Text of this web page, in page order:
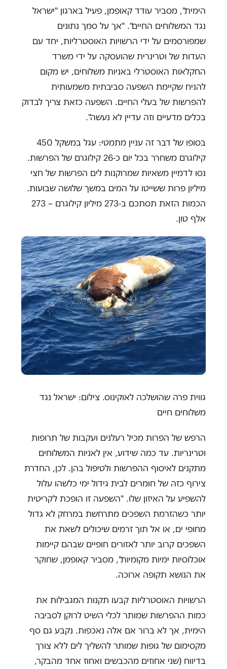
הימית", מסביר עודד קאופמן, פעיל בארגון "ישראל
נגד המשלוחים החיים". "אך על סמך נתונים
שמפורסמים על ידי הרשויות האוסטרליות, יחד עם
העדות של וטרינרית שהועסקה על ידי משרד
החקלאות האוסטרלי באניות משלוחים, יש מקום
להניח שקיימת השפעה סביבתית משמעותית
להפרשות של בעלי החיים. השפעה כזאת צריך לבדוק
בכלים מדעיים וזה עדיין לא נעשה".
בסופו של דבר זה עניין מתמטי: עגל במשקל 450
קילוגרם משחרר בכל יום כ-26 קילוגרם של הפרשות.
נסו לדמיין משאיות שמרוקנות לים הפרשות של חצי
מיליון פרות ששייטו על המים במשך שלושה שבועות.
הכמות הזאת תסתכם ב-273 מיליון קילוגרם – 273
אלף טון.
גווית פרה שהושלכה לאוקינוס. צילום: ישראל נגד
משלוחים חיים
הרפש של הפרות מכיל רעלנים ועקבות של תרופות
וטרינריות. עד כמה שידוע, אין לאניות המשלוחים
מתקנים לאיסוף ההפרשות ולטיפול בהן. לכן, החדרת
צירוף כזה של חומרים לבית גידול ימי כלשהו עלול
להשפיע על האיזון שלו. "השפעה זו הופכת לקריטית
יותר כשהזרמת השפכים מתרחשת במרחק לא גדול
מחופי ים, או אל תוך זרמים שיכולים לשאת את
השפכים קרוב יותר לאזורים חופיים שבהם קיימות
אוכלוסיות ימיות מקומיות", מסביר קאופמן, שחוקר
את הנושא תקופה ארוכה.
הרשויות האוסטרליות קבעו תקנות המגבילות את
כמות ההפרשות שמותר לכלי השיט לרוקן לסביבה
הימית, אך לא ברור אם אלה נאכפות. נקבע גם סף
מקסימום של גופות שמותר להשליך לים ללא צורך
בדיווח (שני אחוזים מהכבשים ואחוז אחד מהבקר,